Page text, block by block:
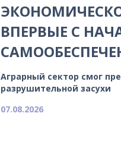
ВПЕРВЫЕ С
Аграрный сектор смог
разрушительной засухи
07.08.2026